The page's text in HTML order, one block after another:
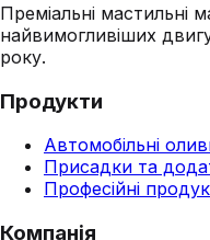
Преміальні мастильні
найвимогливіших
року.
Продукти
Автомобільні
Присадки та
Професійні
Компанія